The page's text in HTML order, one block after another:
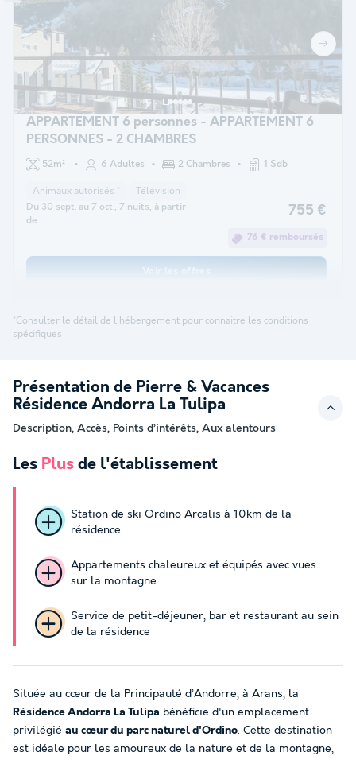
APPARTEMENT 6 personnes - APPARTEMENT 6
PERSONNES - 2 CHAMBRES
52m² 6 Adultes 2 Chambres 1 Sdb
Animaux autorisés * Télévision
Du 30 sept. au 7 oct., 7 nuits, à partir
de
755 €
76 € remboursés
*Consulter le détail de l'hébergement pour connaitre les conditions
spécifiques
Présentation de Pierre & Vacances
Résidence Andorra La Tulipa
Description, Accès, Points d’intérêts, Aux alentours
Les Plus de l'établissement
Station de ski Ordino Arcalis à 10km de la
résidence
Appartements chaleureux et équipés avec vues
sur la montagne
Service de petit-déjeuner, bar et restaurant au sein
de la résidence
Située au cœur de la Principauté d’Andorre, à Arans, la
Résidence Andorra La Tulipa bénéficie d'un emplacement
privilégié au cœur du parc naturel d'Ordino. Cette destination
est idéale pour les amoureux de la nature et de la montagne,